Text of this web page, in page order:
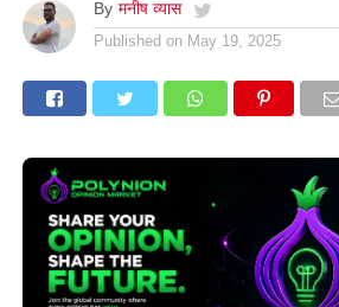
By मनीष व्यास
Published on May 19, 2025